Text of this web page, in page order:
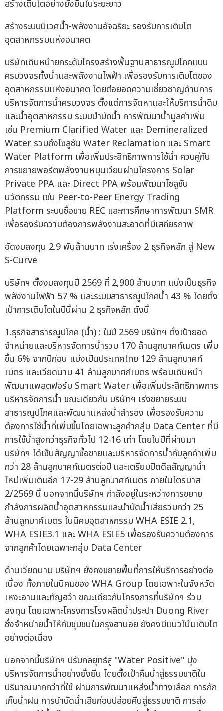
สร้างเติบโตอย่างยั่งยืนในระยะยาว
สร้างระบบนิเวศน้ำ-พลังงานอัจฉริยะ รองรับการเติบโต
อุตสาหกรรมแห่งอนาคต
บริษัทเดินหน้ายกระดับโครงสร้างพื้นฐานสาธารณูปโภคแบบ
ครบวงจรทั้งน้ำและพลังงานไฟฟ้า เพื่อรองรับการเติบโตของ
อุตสาหกรรมแห่งอนาคต โดยต่อยอดความเชี่ยวชาญด้านการ
บริหารจัดการน้ำครบวงจร ตั้งแต่การจัดหาและให้บริการน้ำดิบ
และน้ำอุตสาหกรรม ระบบบำบัดน้ำ การพัฒนาน้ำมูลค่าเพิ่ม
เช่น Premium Clarified Water และ Demineralized
Water รวมถึงโซลูชัน Water Reclamation และ Smart
Water Platform เพื่อเพิ่มประสิทธิภาพการใช้น้ำ ควบคู่กับ
การขยายพอร์ตพลังงานหมุนเวียนผ่านโครงการ Solar
Private PPA และ Direct PPA พร้อมพัฒนาโซลูชัน
นวัตกรรม เช่น Peer-to-Peer Energy Trading
Platform ระบบซื้อขาย REC และการศึกษาการพัฒนา SMR
เพื่อรองรับความต้องการพลังงานสะอาดที่มีเสถียรภาพ
อัดงบลงทุน 2.9 พันล้านบาท เร่งเครื่อง 2 ธุรกิจหลัก สู่ New
S-Curve
บริษัทฯ ตั้งงบลงทุนปี 2569 ที่ 2,900 ล้านบาท แบ่งเป็นธุรกิจ
พลังงานไฟฟ้า 57 % และระบบสาธารณูปโภคน้ำ 43 % โดยตั้ง
เป้าการเติบโตในปีนี้ผ่าน 2 ธุรกิจหลัก ดังนี้
1.ธุรกิจสาธารณูปโภค (น้ำ) : ในปี 2569 บริษัทฯ ตั้งเป้ายอด
จำหน่ายและบริหารจัดการน้ำรวม 170 ล้านลูกบาศก์เมตร เพิ่ม
ขึ้น 6% จากปีก่อน แบ่งเป็นประเทศไทย 129 ล้านลูกบาศก์
เมตร และเวียดนาม 41 ล้านลูกบาศก์เมตร พร้อมเดินหน้า
พัฒนาแพลตฟอร์ม Smart Water เพื่อเพิ่มประสิทธิภาพการ
บริหารจัดการน้ำ ขณะเดียวกัน บริษัทฯ เร่งขยายระบบ
สาธารณูปโภคและพัฒนาแหล่งน้ำสำรอง เพื่อรองรับความ
ต้องการใช้น้ำที่เพิ่มขึ้นโดยเฉพาะลูกค้ากลุ่ม Data Center ที่มี
การใช้น้ำสูงกว่าธุรกิจทั่วไป 12-16 เท่า โดยในปีที่ผ่านมา
บริษัทฯ ได้เซ็นสัญญาซื้อขายและบริหารจัดการน้ำกับลูกค้าเพิ่ม
กว่า 28 ล้านลูกบาศก์เมตรต่อปี และเตรียมปิดดีลสัญญาน้ำ
ใหม่เพิ่มเติมอีก 17-29 ล้านลูกบาศก์เมตร ภายในไตรมาส
2/2569 นี้ นอกจากนี้บริษัทฯ กำลังอยู่ในระหว่างการขยาย
กำลังการผลิตน้ำอุตสาหกรรมและบำบัดน้ำเสียรวมกว่า 25
ล้านลูกบาศ์เมตร ในนิคมอุตสาหกรรม WHA ESIE 2.1,
WHA ESIE3.1 และ WHA ESIE5 เพื่อรองรับความต้องการ
จากลูกค้าโดยเฉพาะกลุ่ม Data Center
ด้านเวียดนาม บริษัทฯ ยังคงขยายพื้นที่การให้บริการอย่างต่อ
เนื่อง ทั้งภายในนิคมของ WHA Group โดยเฉพาะในจังหวัด
เหงะอานและทัญฮว้า ขณะเดียวกันโครงการที่บริษัทฯ ร่วม
ลงทุน โดยเฉพาะโครงการโรงผลิตน้ำประปา Duong River
ซึ่งจำหน่ายน้ำให้กับชุมชนในกรุงฮานอย ยังคงมีแนวโน้มเติบโต
อย่างต่อเนื่อง
นอกจากนี้บริษัทฯ ปรับกลยุทธ์สู่ "Water Positive" มุ่ง
บริหารจัดการน้ำอย่างยั่งยืน โดยตั้งเป้าคืนน้ำสู่ธรรมชาติใน
ปริมาณมากกว่าที่ใช้ ผ่านการพัฒนาแหล่งน้ำทางเลือก การกัก
เก็บน้ำฝน การบำบัดน้ำเสียก่อนปล่อยคืนสู่ธรรมชาติ การส่ง